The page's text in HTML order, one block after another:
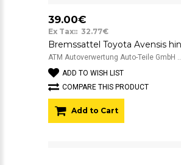
39.00€
Ex Tax:: 32.77€
ATM Autoverwertung Auto-Teile GmbH ..
ADD TO WISH LIST
COMPARE THIS PRODUCT
Add to Cart